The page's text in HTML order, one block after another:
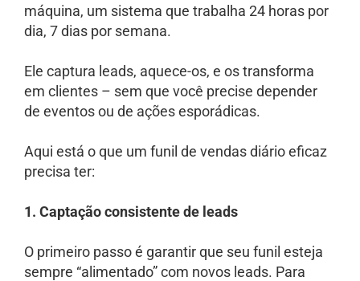
máquina, um sistema que trabalha 24 horas por
dia, 7 dias por semana.
Ele captura leads, aquece-os, e os transforma
em clientes – sem que você precise depender
de eventos ou de ações esporádicas.
Aqui está o que um funil de vendas diário eficaz
precisa ter:
1. Captação consistente de leads
O primeiro passo é garantir que seu funil esteja
sempre “alimentado” com novos leads. Para